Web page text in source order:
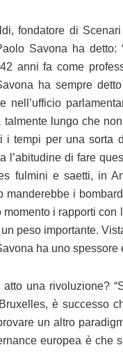
fondatore di
Savona ha detto:
anni fa come
ha sempre
nell’ufficio
talmente lungo che
i tempi per una
l’abitudine di fare
fulmini e saetti, in
manderebbe i
i rapporti con
peso importante.
ha uno spessore
una rivoluzione?
è successo
un altro
europea è che